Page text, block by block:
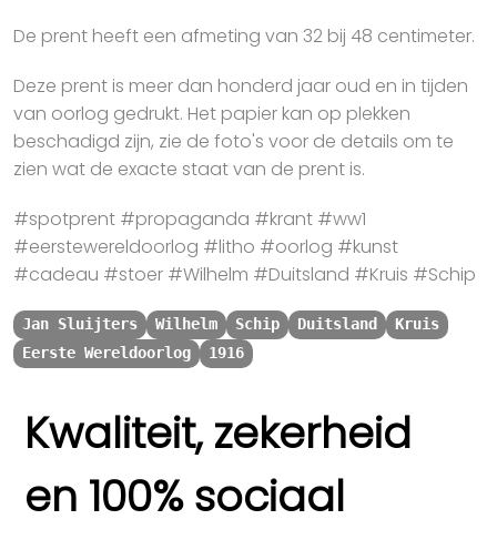
De prent heeft een afmeting van 32 bij 48 centimeter.
Deze prent is meer dan honderd jaar oud en in tijden
van oorlog gedrukt. Het papier kan op plekken
beschadigd zijn, zie de foto's voor de details om te
zien wat de exacte staat van de prent is.
#spotprent #propaganda #krant #ww1
#eerstewereldoorlog #litho #oorlog #kunst
#cadeau #stoer #Wilhelm #Duitsland #Kruis #Schip
Jan Sluijters Wilhelm Schip Duitsland
Kruis
Eerste Wereldoorlog
1916
Kwaliteit, zekerheid
en 100% sociaal